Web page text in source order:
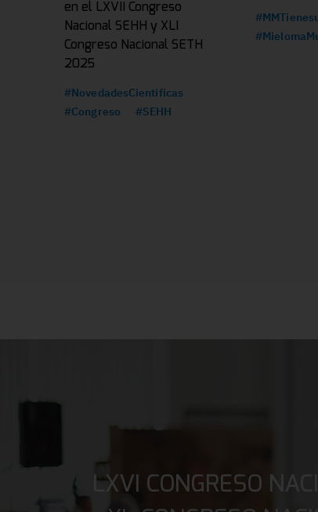
en el LXVII Congreso
Nacional SEHH y XLI
Congreso Nacional SETH
2025
#NovedadesCientificas
#Congreso
#SEHH
LXVI CONGRESO